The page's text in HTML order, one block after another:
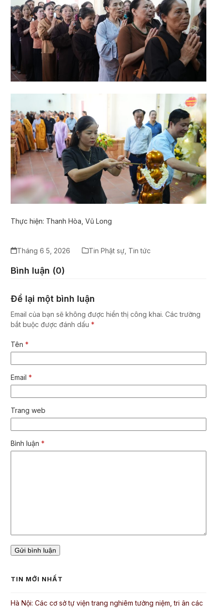
Thực hiện: Thanh Hòa, Vũ Long
Tháng 6 5, 2026 Tin Phật sự, Tin tức
Bình luận (0)
Để lại một bình luận
Email của bạn sẽ không được hiển thị công khai. Các trường
bắt buộc được đánh dấu*
Tên*
Email*
Trang web
Bình luận*
TIN MỚI NHẤT
Hà Nội: Các cơ sở tự viện trang nghiêm tưởng niệm, tri ân các